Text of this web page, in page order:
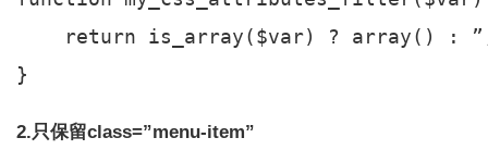
return is_array($var) ? array() :
2.只保留class=”menu-item”